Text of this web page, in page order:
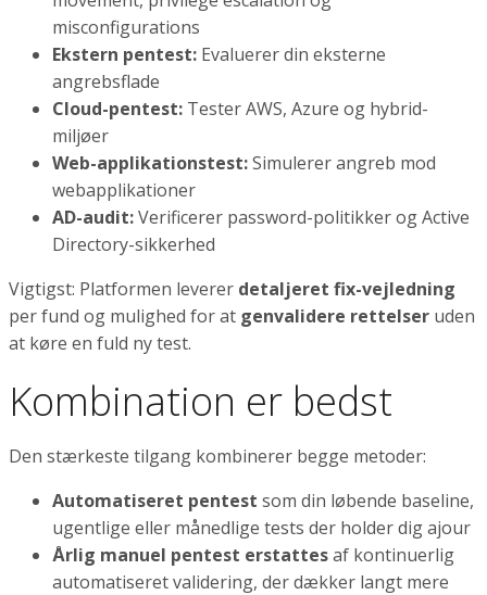
misconfigurations
Ekstern pentest: Evaluerer din eksterne
angrebsflade
Cloud-pentest: Tester AWS, Azure og hybrid-
miljøer
Web-applikationstest:Simulerer angreb mod
webapplikationer
AD-audit:Verificerer password-politikker og Active
Directory-sikkerhed
Vigtigst: Platformen leverer detaljeret fix-vejledning
per fund og mulighed for at genvalidere rettelser uden
at køre en fuld ny test.
Kombination er bedst
Den stærkeste tilgang kombinerer begge metoder:
Automatiseret pentest som din løbende baseline,
ugentlige eller månedlige tests der holder dig ajour
Årlig manuel pentest erstattesaf kontinuerlig
automatiseret validering, der dækker langt mere